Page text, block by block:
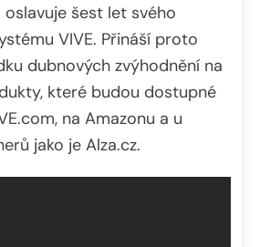
oslavuje šest let svého
VIVE. Přináší proto
dubnových zvýhodnění na
které budou dostupné
na Amazonu a u
jako je Alza.cz.